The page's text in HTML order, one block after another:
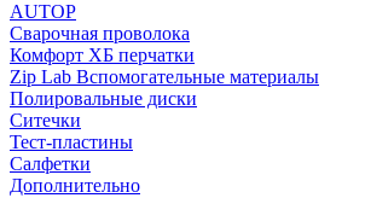
AUTOP
Сварочная проволока
Комфорт ХБ перчатки
Zip Lab Вспомогательные материалы
Полировальные диски
Ситечки
Тест-пластины
Салфетки
Дополнительно